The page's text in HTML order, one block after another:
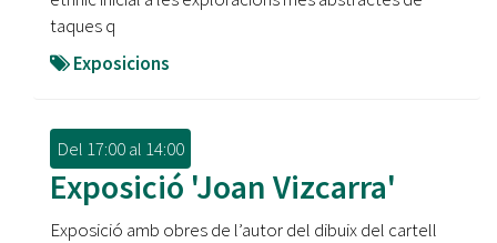
taques q
Exposicions
Del 17:00al 14:00
Exposició 'Joan Vizcarra'
Exposició amb obres de l’autor del dibuix del cartell